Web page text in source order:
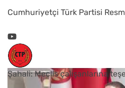
Cumhuriyetçi Türk Partisi
Şahali: Meclis çalışanlarına